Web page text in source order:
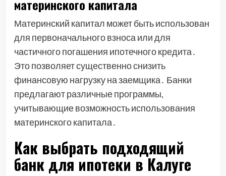
материнского капитала
Материнский капитал может быть использован
для первоначального взноса или для
частичного погашения ипотечного кредита․
Это позволяет существенно снизить
финансовую нагрузку на заемщика․ Банки
предлагают различные программы,
учитывающие возможность использования
материнского капитала․
Как выбрать подходящий
банк для ипотеки в Калуге